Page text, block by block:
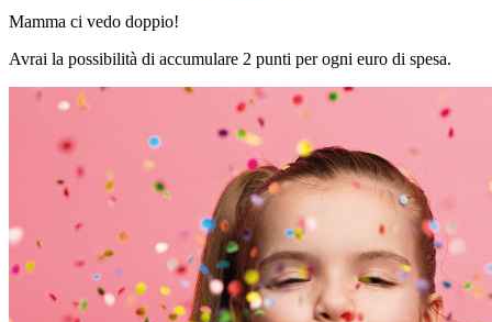
Mamma ci vedo doppio!
Avrai la possibilità di accumulare 2 punti per ogni euro di spesa.